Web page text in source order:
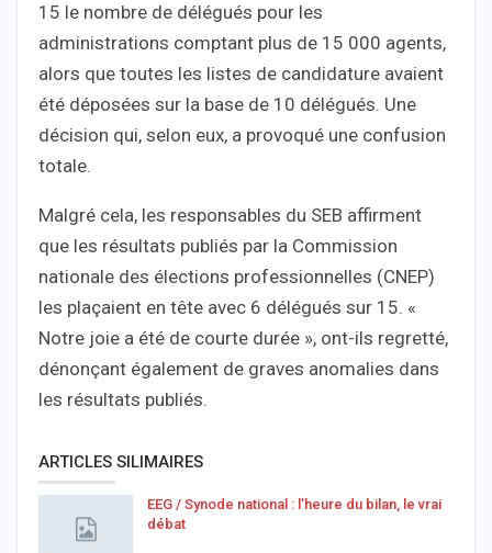
15 le nombre de délégués pour les
administrations comptant plus de 15 000 agents,
alors que toutes les listes de candidature avaient
été déposées sur la base de 10 délégués. Une
décision qui, selon eux, a provoqué une confusion
totale.
Malgré cela, les responsables du SEB affirment
que les résultats publiés par la Commission
nationale des élections professionnelles (CNEP)
les plaçaient en tête avec 6 délégués sur 15. «
Notre joie a été de courte durée », ont-ils regretté,
dénonçant également de graves anomalies dans
les résultats publiés.
ARTICLES SILIMAIRES
EEG / Synode national : l’heure du bilan, le vrai
débat